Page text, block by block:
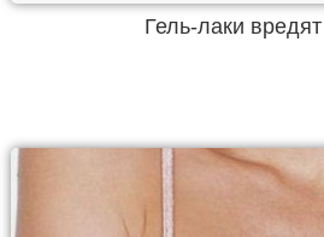
Гель-лаки